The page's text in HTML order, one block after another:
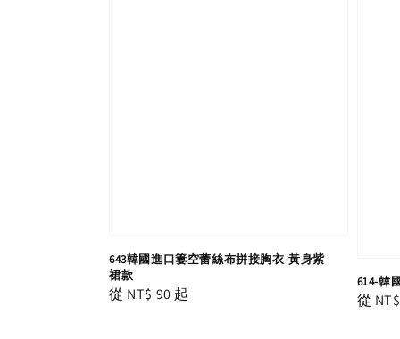
643韓國進口簍空蕾絲布拼接胸衣-黃身紫
裙款
Regular
從 NT$ 90 起
614-韓
從